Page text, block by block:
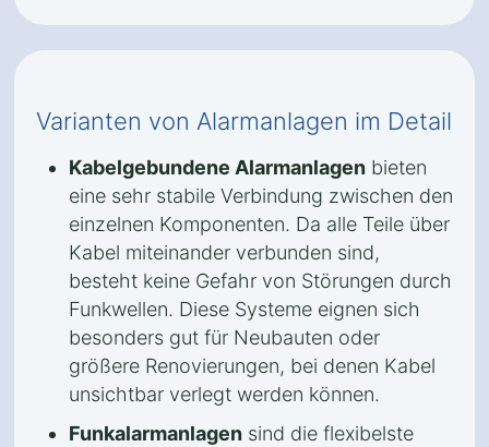
Varianten von Alarmanlagen im Detail
Kabelgebundene Alarmanlagen bieten
eine sehr stabile Verbindung zwischen den
einzelnen Komponenten. Da alle Teile über
Kabel miteinander verbunden sind,
besteht keine Gefahr von Störungen durch
Funkwellen. Diese Systeme eignen sich
besonders gut für Neubauten oder
größere Renovierungen, bei denen Kabel
unsichtbar verlegt werden können.
Funkalarmanlagen sind die flexibelste